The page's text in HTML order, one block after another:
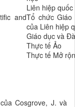
Liên hiệp quốc
andTổ chức
của Liên hiệp
Giáo dục và
Thực tế Ảo
Thực tế Mở
củaCosgrove, J. và